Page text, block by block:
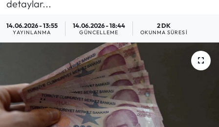
detaylar...
14.06.2026 - 13:55
YAYINLANMA
14.06.2026 - 18:44
GÜNCELLEME
2 DK
OKUNMA SÜRESI
SPOR
TARIM